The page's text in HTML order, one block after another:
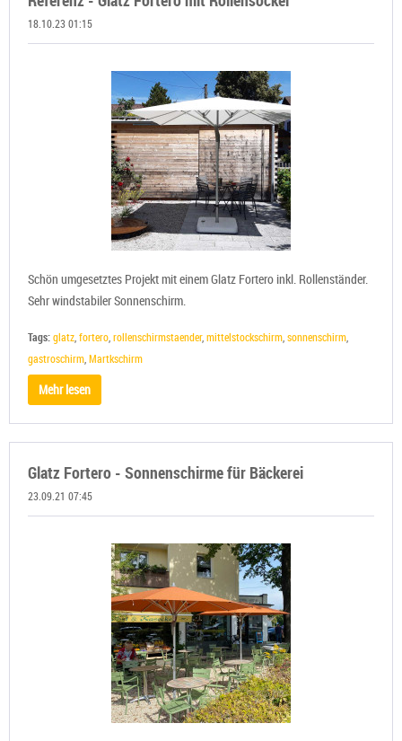
18.10.23 01:15
Schön umgesetztes Projekt mit einem Glatz Fortero inkl. Rollenständer.
Sehr windstabiler Sonnenschirm.
Tags:glatz fortero rollenschirmstaender, mittelstockschirm sonnenschirm
gastroschirm Martkschirm
Mehr lesen
Glatz Fortero - Sonnenschirme für Bäckerei
23.09.21 07:45